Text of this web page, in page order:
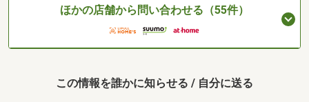
ほかの店舗から問い合わせる（55件）
この情報を誰かに知らせる / 自分に送る